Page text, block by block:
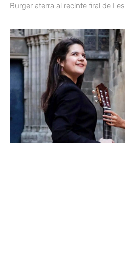
Burger aterra al recinte firal de Les